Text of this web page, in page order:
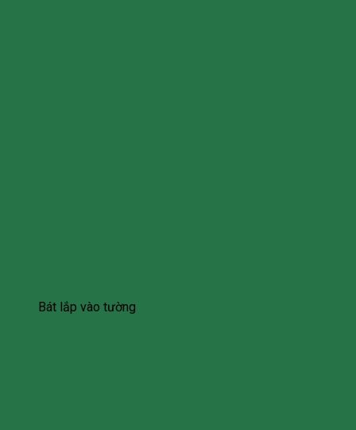
Bát lắp vào tường